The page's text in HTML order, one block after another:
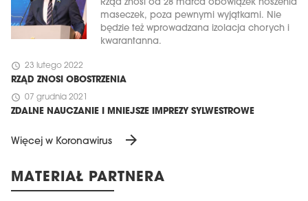
Rząd znosi od 28 marca obowiązek noszenia
maseczek, poza pewnymi wyjątkami. Nie
będzie też wprowadzana izolacja chorych i
kwarantanna.
schedule 23 lutego 2022
RZĄD ZNOSI OBOSTRZENIA
schedule 07 grudnia 2021
ZDALNE NAUCZANIE I MNIEJSZE IMPREZY SYLWESTROWE
Więcej w Koronawirus arrow_forward
MATERIAŁ PARTNERA